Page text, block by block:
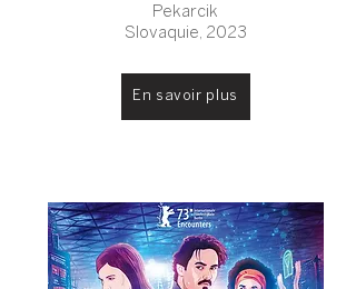
Pekarcik
Slovaquie, 2023
En savoir plus